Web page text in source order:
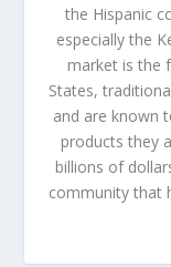
the Hispanic
especially the
market is the
States,
and are known
products they
billions of
community that